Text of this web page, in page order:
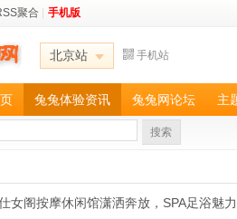
聚合 手机版
北京站 手机站
兔兔体验资讯 兔兔网论坛 主
搜索
女阁按摩休闲馆潇洒奔放，SPA足浴魅